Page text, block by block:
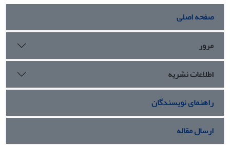
صفحه اصلی
مرور
اطلاعات نشریه
راهنمای نویسندگان
ارسال مقاله